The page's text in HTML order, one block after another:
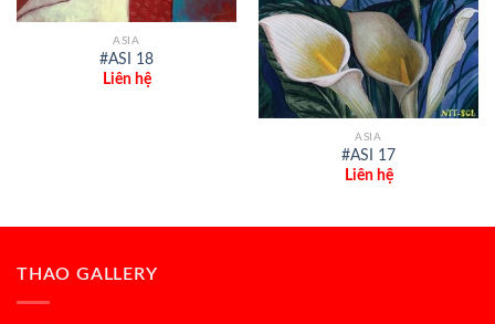
ASIA
#ASI 18
Liên hệ
ASIA
#ASI 17
Liên hệ
THAO GALLERY